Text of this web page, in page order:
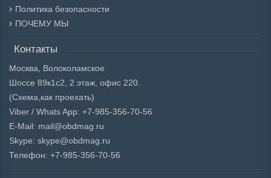
Политика безопасности
ПОЧЕМУ МЫ
Контакты
Москва, Волоколамское
Шоссе 89к1с2, 2 этаж, офис 220.
(Схема, как проехать)
Viber / Whats App: +7-985-356-70-56
E-Mail: mail@obdmag.ru
Skype: skype@obdmag.ru
Телефон: +7-985-356-70-56